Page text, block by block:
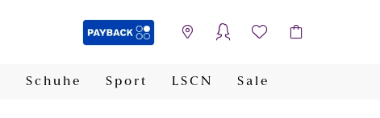
Schuhe Sport LSCN Sale